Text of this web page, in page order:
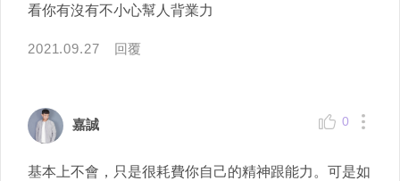
看你有沒有不小心幫人背業力
2021.09.27 回覆
嘉誠 0
基本上不會，只是很耗費你自己的精神跟能力。可是如